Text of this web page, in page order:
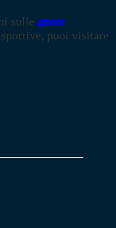
sulle quote
puoi visitare